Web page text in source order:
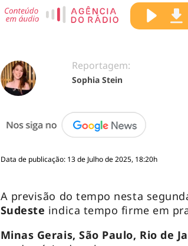
Reportagem:
Sophia Stein
Data de publicação: 13 de Julho de 2025, 18:20h
A previsão do tempo nesta
Sudeste indica tempo firme em
Minas Gerais, São Paulo, Rio de